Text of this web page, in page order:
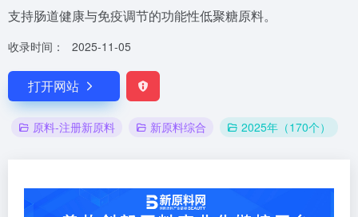
支持肠道健康与免疫调节的功能性低聚糖原料。
收录时间： 2025-11-05
打开网站
原料-注册新原料 新原料综合 2025年（170个）